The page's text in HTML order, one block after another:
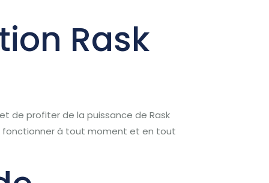
Rask
de profiter de la puissance de Rask
fonctionner à tout moment et en tout